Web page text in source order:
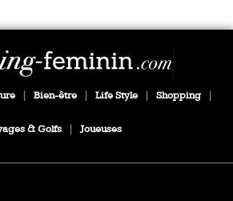
Bien-être Life Style Shopping
& Golfs Joueuses